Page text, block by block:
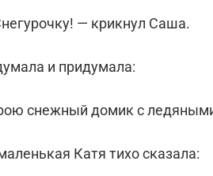
— крикнул Саша.
и придумала:
снежный домик с
Катя тихо сказала: